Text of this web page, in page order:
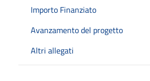
Importo Finanziato
Avanzamento del progetto
Altri allegati